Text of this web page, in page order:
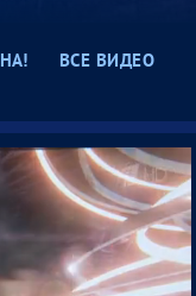
ВСЕ ВИДЕО